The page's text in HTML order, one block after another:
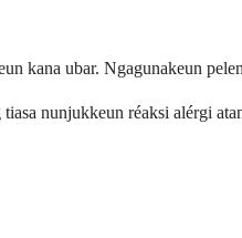
kana ubar. Ngagunakeun
nunjukkeun réaksi alérgi